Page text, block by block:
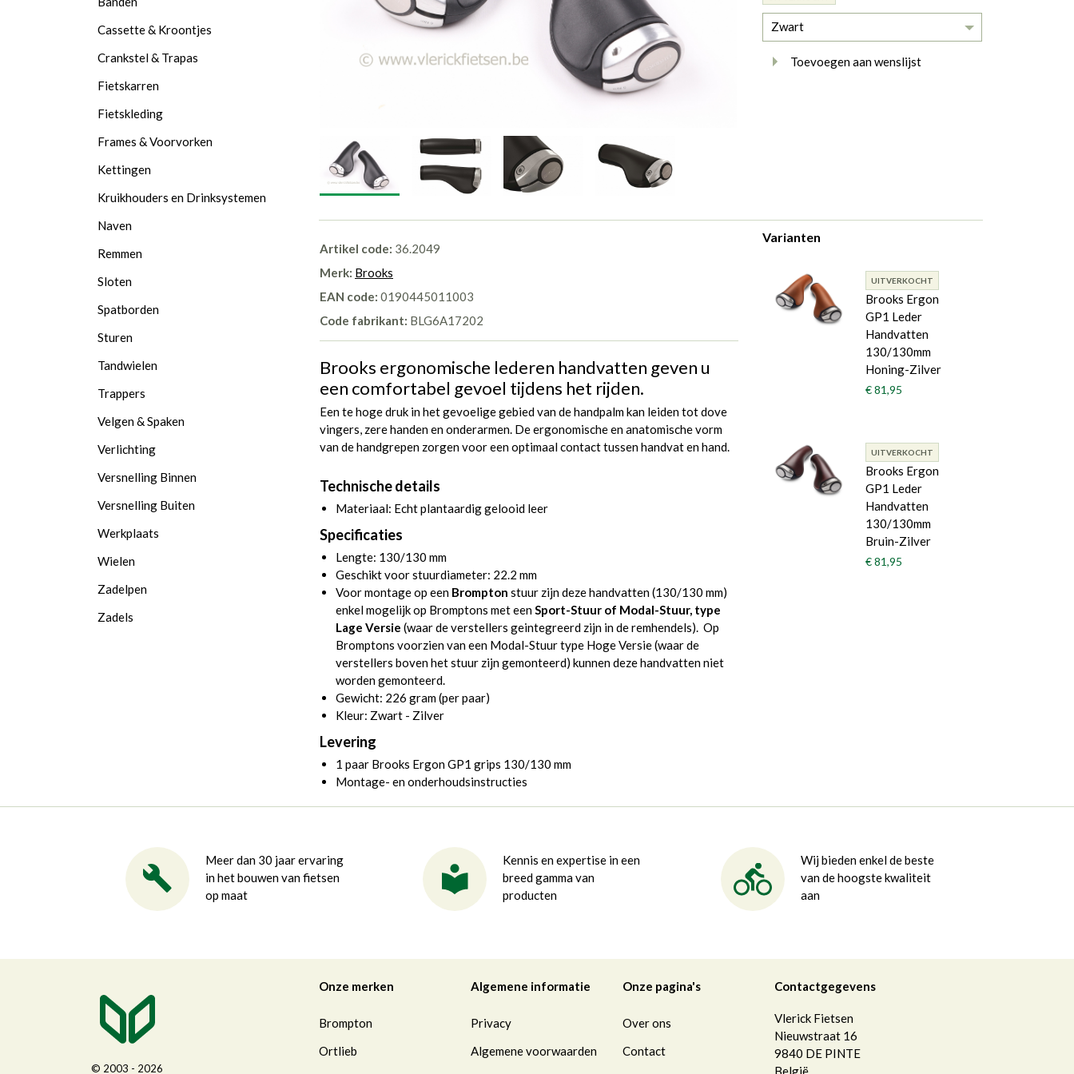
Zwart
Toevoegen aan wenslijst
Artikel code: 36.2049
Merk: Brooks
EAN code: 0190445011003
Code fabrikant: BLG6A17202
Brooks ergonomische lederen handvatten geven u
een comfortabel gevoel tijdens het rijden.
Een te hoge druk in het gevoelige gebied van de handpalm kan leiden tot dove
vingers, zere handen en onderarmen. De ergonomische en anatomische vorm
van de handgrepen zorgen voor een optimaal contact tussen handvat en hand.
Technische details
Materiaal: Echt plantaardig gelooid leer
Specificaties
Lengte: 130/130 mm
Geschikt voor stuurdiameter: 22.2 mm
Voor montage op een Brompton stuur zijn deze handvatten (130/130 mm)
enkel mogelijk op Bromptons met eenSport-Stuur of Modal-Stuur, type
Lage Versie (waar de verstellers geintegreerd zijn in de remhendels). Op
Bromptons voorzien van een Modal-Stuur type Hoge Versie (waar de
verstellers boven het stuur zijn gemonteerd) kunnen deze handvatten niet
worden gemonteerd.
Gewicht: 226 gram (per paar)
Kleur: Zwart - Zilver
Levering
1 paar Brooks Ergon GP1 grips 130/130 mm
Montage- en onderhoudsinstructies
Varianten
UITVERKOCHT
Brooks Ergon
GP1 Leder
Handvatten
130/130mm
Honing-Zilver
€ 81,95
UITVERKOCHT
Brooks Ergon
GP1 Leder
Handvatten
130/130mm
Bruin-Zilver
€ 81,95
Cassette & Kroontjes
Crankstel & Trapas
Fietskarren
Fietskleding
Frames & Voorvorken
Kettingen
Kruikhouders en Drinksystemen
Naven
Remmen
Sloten
Spatborden
Sturen
Tandwielen
Trappers
Velgen & Spaken
Verlichting
Versnelling Binnen
Versnelling Buiten
Werkplaats
Wielen
Zadelpen
Zadels
Meer dan 30 jaar ervaring
in het bouwen van fietsen
op maat
Kennis en expertise in een
breed gamma van
producten
Wij bieden enkel de beste
van de hoogste kwaliteit
aan
© 2003 - 2026
Onze merken
Brompton
Ortlieb
Algemene informatie
Privacy
Algemene voorwaarden
Onze pagina's
Over ons
Contact
Contactgegevens
Vlerick Fietsen
Nieuwstraat 16
9840 DE PINTE
België